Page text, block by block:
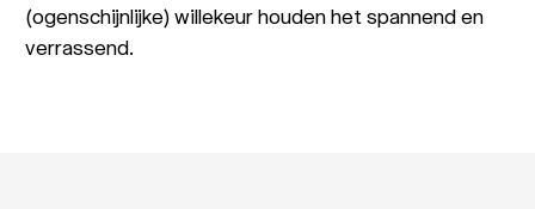
(ogenschijnlijke) willekeur houden het spannend en
verrassend.